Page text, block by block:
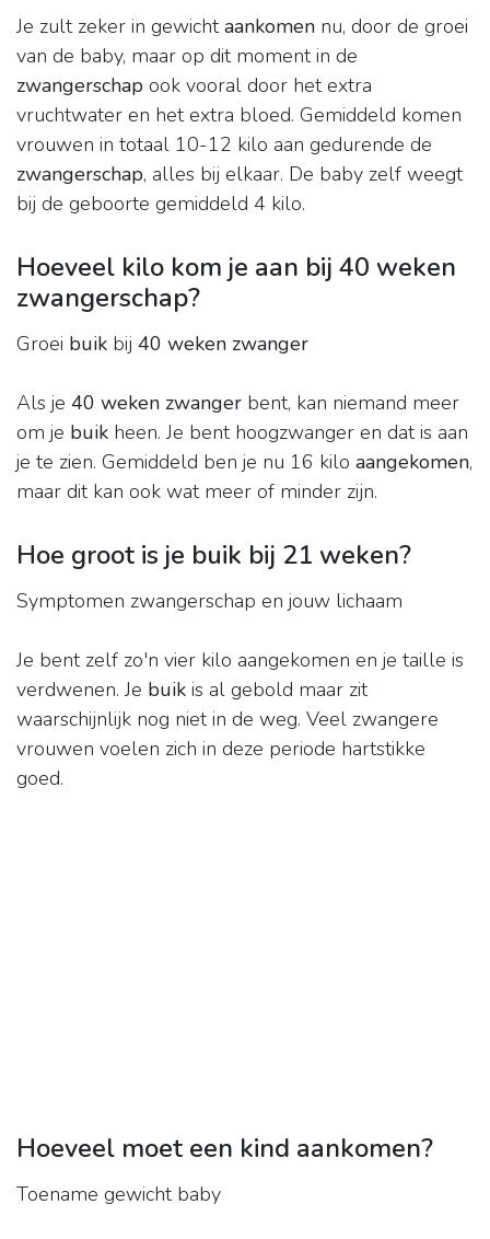
Je zult zeker in gewichtaankomen nu, door de groei
van de baby, maar op dit moment in de
zwangerschap ook vooral door het extra
vruchtwater en het extra bloed. Gemiddeld komen
vrouwen in totaal 10-12 kilo aan gedurende de
zwangerschap, alles bij elkaar. De baby zelf weegt
bij de geboorte gemiddeld 4 kilo.
Hoeveel kilo kom je aan bij 40 weken
zwangerschap?
Groei buik bij 40 weken zwanger
Als je 40 weken zwanger bent, kan niemand meer
om je buik heen. Je bent hoogzwanger en dat is aan
je te zien. Gemiddeld ben je nu 16 kilo aangekomen,
maar dit kan ook wat meer of minder zijn.
Hoe groot is je buik bij 21 weken?
Symptomen zwangerschap en jouw lichaam
Je bent zelf zo'n vier kilo aangekomen en je taille is
verdwenen. Je buik is al gebold maar zit
waarschijnlijk nog niet in de weg. Veel zwangere
vrouwen voelen zich in deze periode hartstikke
goed.
Hoeveel moet een kind aankomen?
Toename gewicht baby